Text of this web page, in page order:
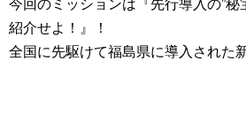
今回のミッションは『先行導入の”秘
紹介せよ！』！
全国に先駆けて福島県に導入された